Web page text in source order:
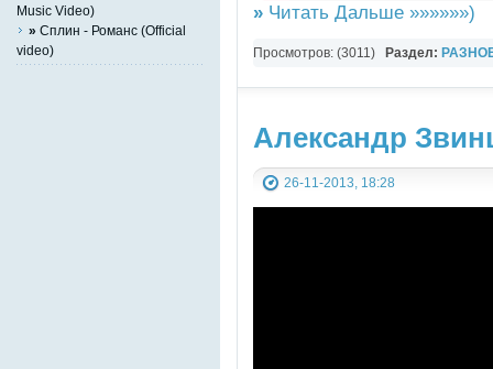
» Читать Дальше »»»»»»)
Просмотров: (3011) Раздел:
Александр
26-11-2013, 18:28
Music Video)
» Сплин - Романс (Official
video)